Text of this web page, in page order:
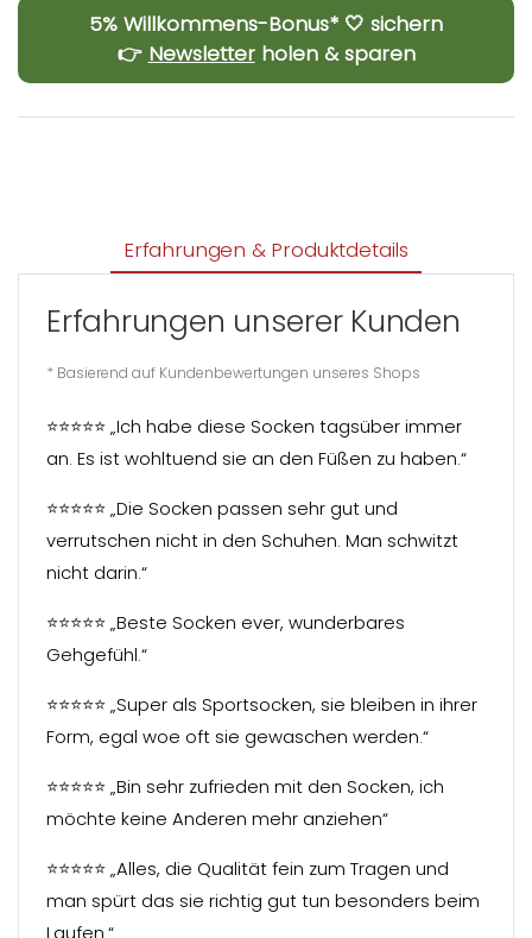
5% Willkommens-Bonus* 🤍 sichern
👉 Newsletterholen & sparen
Erfahrungen & Produktdetails
Erfahrungen unserer Kunden
* Basierend auf Kundenbewertungen unseres Shops
⭐⭐⭐⭐⭐ „Ich habe diese Socken tagsüber immer
an. Es ist wohltuend sie an den Füßen zu haben.“
⭐⭐⭐⭐⭐ „Die Socken passen sehr gut und
verrutschen nicht in den Schuhen. Man schwitzt
nicht darin.“
⭐⭐⭐⭐⭐ „Beste Socken ever, wunderbares
Gehgefühl.“
⭐⭐⭐⭐⭐ „Super als Sportsocken, sie bleiben in ihrer
Form, egal woe oft sie gewaschen werden.“
⭐⭐⭐⭐⭐ „Bin sehr zufrieden mit den Socken, ich
möchte keine Anderen mehr anziehen“
⭐⭐⭐⭐⭐ „Alles, die Qualität fein zum Tragen und
man spürt das sie richtig gut tun besonders beim
Laufen.“